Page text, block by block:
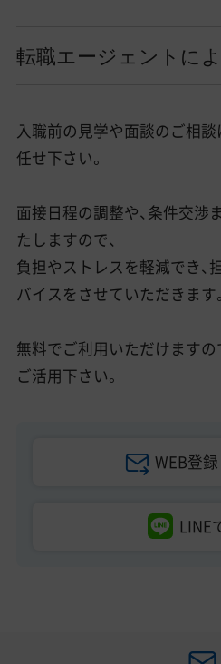
転職エージェントに
入職前の見学や面談のご相
任せ下さい。
面接日程の調整や、条件交渉
たしますので、
負担やストレスを軽減でき、
バイスをさせていただきます。
無料でご利用いただけますの
ご活用下さい。
WEB登
LINE